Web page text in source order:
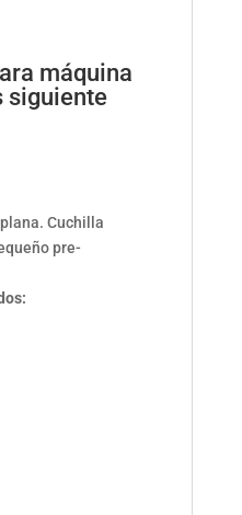
máquina
siguiente
Cuchilla
pre-